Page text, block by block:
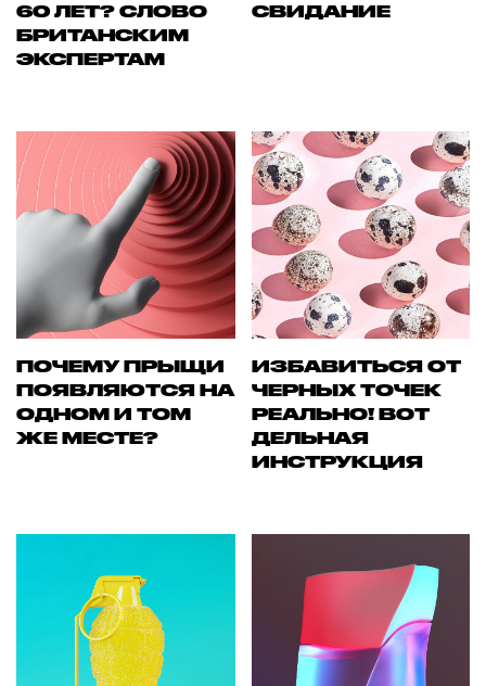
60 ЛЕТ? СЛОВО
БРИТАНСКИМ
ЭКСПЕРТАМ
СВИДАНИЕ
ПОЧЕМУ ПРЫЩИ
ПОЯВЛЯЮТСЯ НА
ОДНОМ И ТОМ
ЖЕ МЕСТЕ?
ИЗБАВИТЬСЯ ОТ
ЧЕРНЫХ ТОЧЕК
РЕАЛЬНО! ВОТ
ДЕЛЬНАЯ
ИНСТРУКЦИЯ